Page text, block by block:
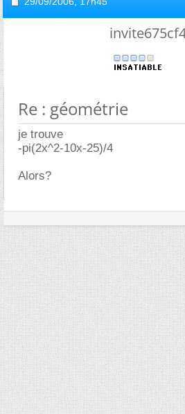
Re : géométrie
je trouve
-pi(2x^2-10x-25)/4
Alors?